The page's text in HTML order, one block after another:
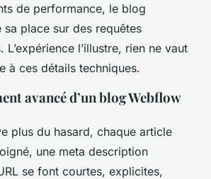
de performance, le blog
place sur des requêtes
L’expérience l’illustre, rien ne vaut
à ces détails techniques.
avancé d’un blog Webflow
plus du hasard, chaque article
une meta description
se font courtes, explicites,